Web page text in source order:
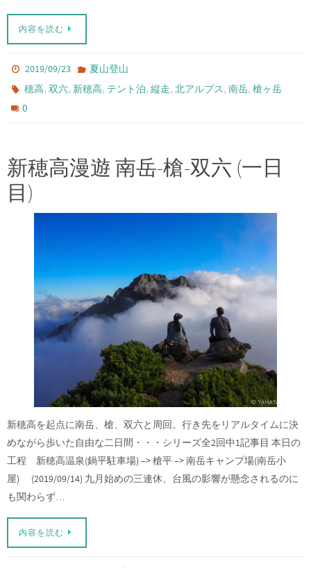
内容を読む
2019/09/23
夏山登山
穂高,双六, 新穂高, テント泊,縦走,北アルプス,南岳,槍ヶ岳
0
新穂高漫遊 南岳-槍-双六 (一日
目)
新穂高を起点に南岳、槍、双六と周回。行き先をリアルタイムに決
めながら歩いた自由な二日間・・・シリーズ全2回中1記事目 本日の
工程 新穂高温泉(鍋平駐車場) –> 槍平 –> 南岳キャンプ場(南岳小
屋) (2019/09/14) 九月始めの三連休、台風の影響が懸念されるのに
も関わらず…
内容を読む